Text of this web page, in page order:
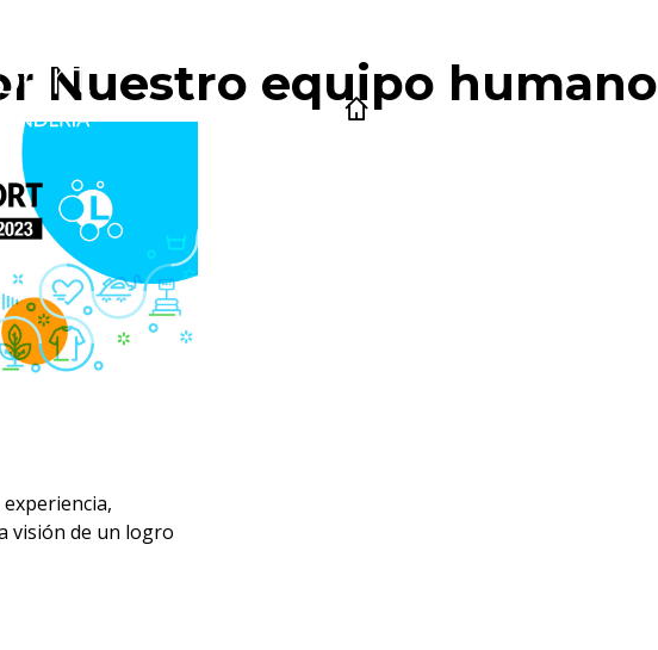
Nuestro equipo humano
visión de un logro